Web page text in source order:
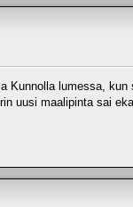
Kunnolla lumessa,
uusi maalipinta sai